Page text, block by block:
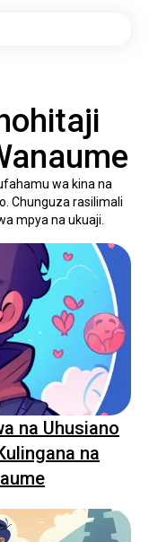
wa kina na
Chunguza rasilimali
mpya na ukuaji.
na Uhusiano
na